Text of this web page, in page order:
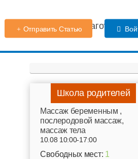
Детский сад
Отправить Статью
Школа родителей
Mассаж беременным ,
послеродовой массаж,
массаж тела
10.08 10:00-17:00
Свободных мест: 1